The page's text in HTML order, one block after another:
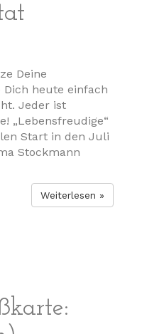
Deine
Dich heute einfach
Jeder ist
„Lebensfreudige“
Start in den Juli
Stockmann
Weiterlesen »